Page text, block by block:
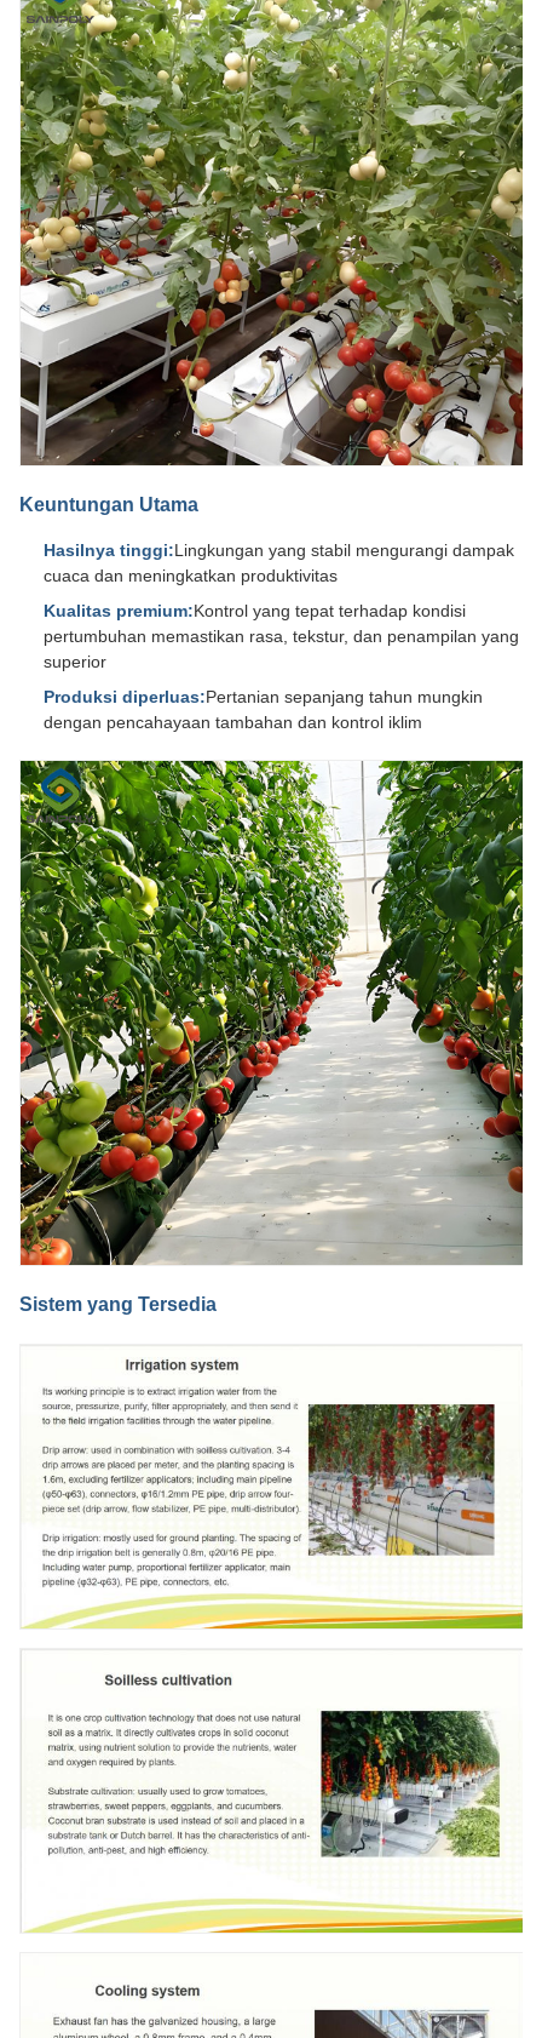
Keuntungan Utama
Hasilnya tinggi:Lingkungan yang stabil mengurangi dampak
cuaca dan meningkatkan produktivitas
Kualitas premium:Kontrol yang tepat terhadap kondisi
pertumbuhan memastikan rasa, tekstur, dan penampilan yang
superior
Produksi diperluas:Pertanian sepanjang tahun mungkin
dengan pencahayaan tambahan dan kontrol iklim
Sistem yang Tersedia